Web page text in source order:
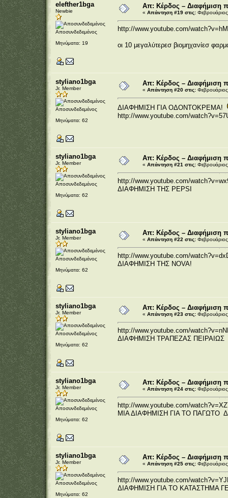
elefther1bga
Newbie
Αποσυνδεδεμένος
Μηνύματα: 19
Απ: Κέρδος – Διαφήμιση
« Απάντηση #19 στις:
http://www.youtube.com/
οι 10 μεγαλύτερεσ βιομηχανίεσ
styliano1bga
Jr. Member
Αποσυνδεδεμένος
Μηνύματα: 62
Απ: Κέρδος – Διαφήμιση
« Απάντηση #20 στις:
ΔΙΑΦΗΜΙΣΗ ΓΙΑ ΟΔΟΝΤΟΚΡΕΜΑ!
http://www.youtube.com/
styliano1bga
Jr. Member
Αποσυνδεδεμένος
Μηνύματα: 62
Απ: Κέρδος – Διαφήμιση
« Απάντηση #21 στις:
http://www.youtube.com/
ΔΙΑΦΗΜΙΣΗ ΤΗΣ PEPSI
styliano1bga
Jr. Member
Αποσυνδεδεμένος
Μηνύματα: 62
Απ: Κέρδος – Διαφήμιση
« Απάντηση #22 στις:
http://www.youtube.com/
ΔΙΑΦΗΜΙΣΗ ΤΗΣ NOVA!
styliano1bga
Jr. Member
Αποσυνδεδεμένος
Μηνύματα: 62
Απ: Κέρδος – Διαφήμιση
« Απάντηση #23 στις:
http://www.youtube.com/
ΔΙΑΦΗΜΙΣΗ ΤΡΑΠΕΖΑΣ ΠΕΙΡΑΙΩΣ
styliano1bga
Jr. Member
Αποσυνδεδεμένος
Μηνύματα: 62
Απ: Κέρδος – Διαφήμιση
« Απάντηση #24 στις:
http://www.youtube.com/
ΜΙΑ ΔΙΑΦΗΜΙΣΗ ΓΙΑ ΤΟ ΠΑΓΩΤΟ
styliano1bga
Jr. Member
Αποσυνδεδεμένος
Μηνύματα: 62
Απ: Κέρδος – Διαφήμιση
« Απάντηση #25 στις:
http://www.youtube.com/
ΔΙΑΦΗΜΙΣΗ ΓΙΑ ΤΟ ΚΑΤΑΣΤΗΜΑ